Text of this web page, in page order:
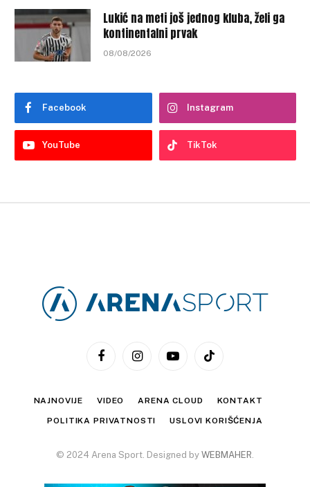
Lukić na meti još jednog kluba, želi ga
kontinentalni prvak
08/08/2026
Facebook Instagram
YouTube TikTok
FacebookInstagramYouTubeTikTok
NAJNOVIJE VIDEO ARENA CLOUD KONTAKT
POLITIKA PRIVATNOSTI USLOVI KORIŠĆENJA
© 2024 Arena Sport. Designed by WEBMAHER.